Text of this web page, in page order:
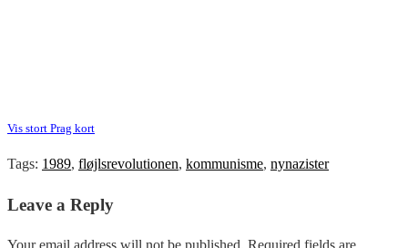
Vis stort Prag kort
Tags: 1989, fløjlsrevolutionen, kommunisme, nynazister
Leave a Reply